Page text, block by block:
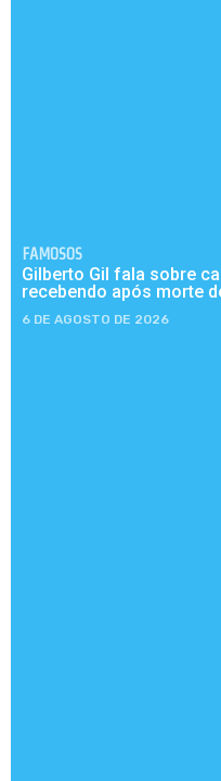
FAMOSOS
Gilberto Gil fala sobre
recebendo após morte
6 DE AGOSTO DE 2026